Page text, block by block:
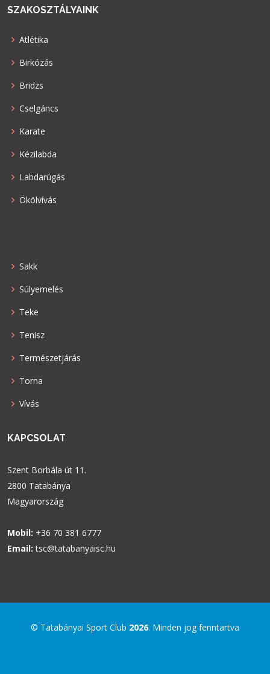
SZAKOSZTÁLYAINK
Atlétika
Birkózás
Bridzs
Cselgáncs
Karate
Kézilabda
Labdarúgás
Ökölvívás
Sakk
Súlyemelés
Teke
Tenisz
Természetjárás
Torna
Vívás
KAPCSOLAT
Szent Borbála út 11.
2800 Tatabánya
Magyarország
Mobil: +36 70 381 6777
Email: tsc@tatabanyaisc.hu
© Tatabányai Sport Club 2026. Minden jog fenntartva